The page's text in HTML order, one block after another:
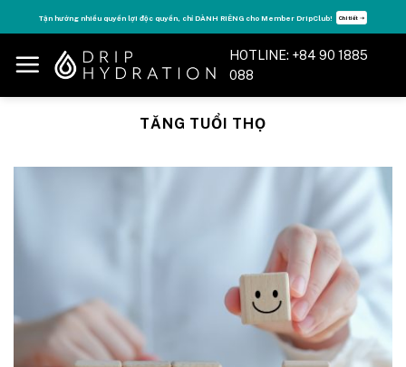
to
content
Tận hưởng nhiều quyền lợi độc quyền, chỉ DÀNH RIÊNG cho Member DripClub! Chi tiết ➝
HOTLINE: +84 90 1885
088
TĂNG TUỔI THỌ